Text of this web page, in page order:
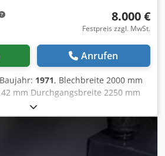
8.000 €
Festpreis zzgl. MwSt.
Anrufen
1971, Blechbreite 2000 mm
mm Durchgangsbreite 2250 mm
Messerlänge 2005 mm Ausladung
0,05 - 0,95 mm Chedpsww
1° 40' ° Niederhalter 10 Stück
10 - 1000 mm Tisch: 2500 x